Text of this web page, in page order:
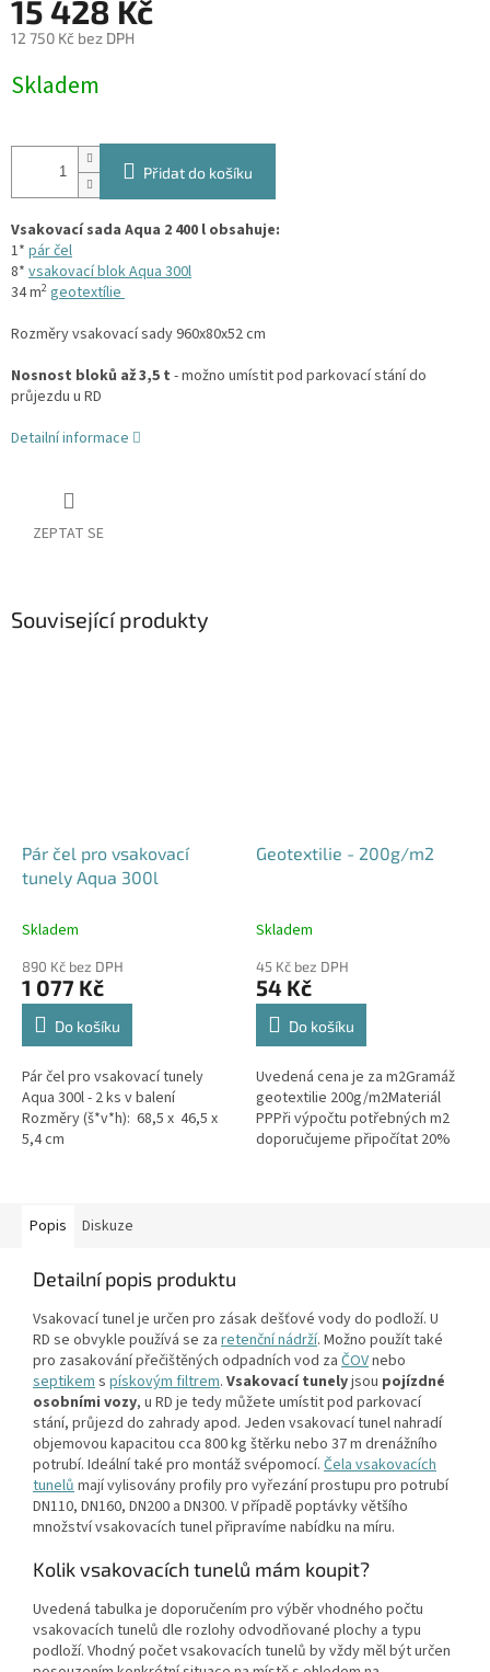
15 428 Kč
12 750 Kč bez DPH
cena:
Skladem
Přidat do košíku
Vsakovací sada Aqua 2 400 l obsahuje:
1* pár čel
8* vsakovací blok Aqua 300l
34 m2 geotextílie
Rozměry vsakovací sady 960x80x52 cm
Nosnost bloků až 3,5 t - možno umístit pod parkovací stání do
průjezdu u RD
Detailní informace
ZEPTAT SE
Související produkty
Pár čel pro vsakovací
tunely Aqua 300l
Skladem
890 Kč bez DPH
1 077 Kč
Do košíku
Pár čel pro vsakovací tunely
Aqua 300l - 2 ks v balení
Rozměry (š*v*h): 68,5 x 46,5 x
5,4 cm
Geotextilie - 200g/m2
Skladem
45 Kč bez DPH
54 Kč
Do košíku
Uvedená cena je za m2Gramáž
geotextilie 200g/m2Materiál
PPPři výpočtu potřebných m2
doporučujeme připočítat 20%
Popis Diskuze
Detailní popis produktu
Vsakovací tunel je určen pro zásak dešťové vody do podloží. U
RD se obvykle používá se za retenční nádrží. Možno použít také
pro zasakování přečištěných odpadních vod za ČOVnebo
septikem s pískovým filtrem. Vsakovací tunelyjsou pojízdné
osobními vozy, u RD je tedy můžete umístit pod parkovací
stání, průjezd do zahrady apod. Jeden vsakovací tunel nahradí
objemovou kapacitou cca 800 kg štěrku nebo 37 m drenážního
potrubí. Ideální také pro montáž svépomocí. Čela vsakovacích
tunelů mají vylisovány profily pro vyřezání prostupu pro potrubí
DN110, DN160, DN200 a DN300. V případě poptávky většího
množství vsakovacích tunel připravíme nabídku na míru.
Kolik vsakovacích tunelů mám koupit?
Uvedená tabulka je doporučením pro výběr vhodného počtu
vsakovacích tunelů dle rozlohy odvodňované plochy a typu
podloží. Vhodný počet vsakovacích tunelů by vždy měl být určen